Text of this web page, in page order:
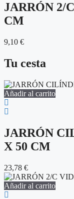
JARRÓN 2/
CM
9,10 €
Tu cesta
Añadir al carrito
JARRÓN
X 50 CM
23,78 €
Añadir al carrito